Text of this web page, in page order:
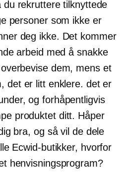
rekruttere tilknyttede
personer som ikke er
deg ikke. Det kommer
arbeid med å snakke
dem, mens et
det er litt enklere. det er
og forhåpentligvis
produktet ditt. Håper
bra, og så vil de dele
Ecwid-butikker, hvorfor
henvisningsprogram?